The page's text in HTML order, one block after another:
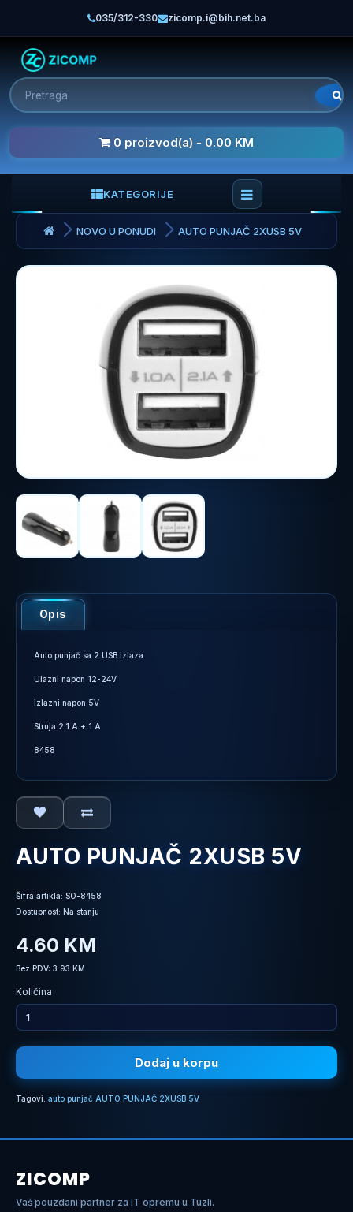
035/312-330 zicomp.i@bih.net.ba
0 proizvod(a) - 0.00 KM
KATEGORIJE
NOVO U PONUDI AUTO PUNJAČ 2XUSB 5V
Opis
Auto punjač sa 2 USB izlaza
Ulazni napon 12-24V
Izlazni napon 5V
Struja 2.1 A + 1 A
8458
AUTO PUNJAČ 2XUSB 5V
Šifra artikla: SO-8458
Dostupnost: Na stanju
4.60 KM
Bez PDV: 3.93 KM
Količina
Dodaj u korpu
Tagovi: auto punjač AUTO PUNJAČ 2XUSB 5V
ZICOMP
Vaš pouzdani partner za IT opremu u Tuzli.